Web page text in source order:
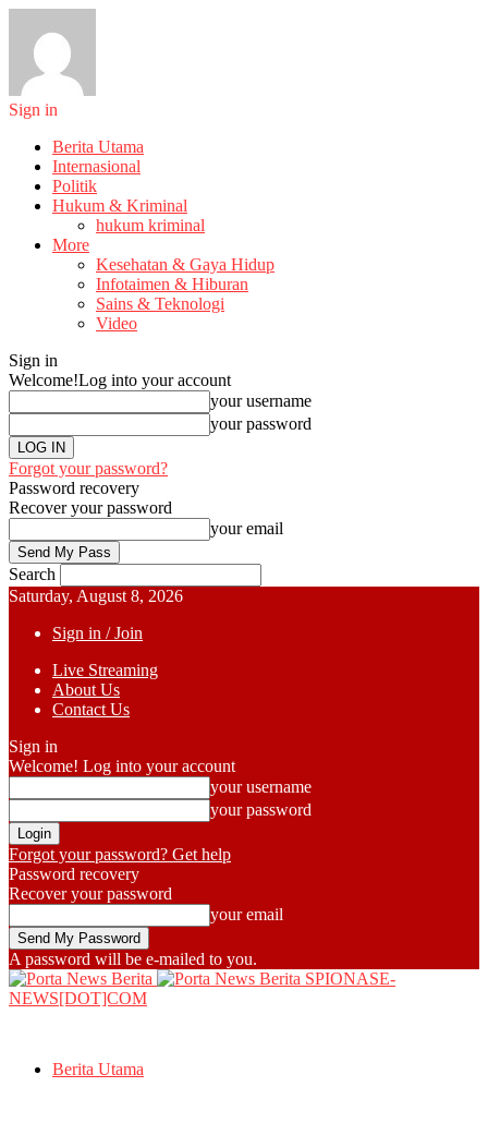
Sign in
Berita Utama
Internasional
Politik
Hukum & Kriminal
hukum kriminal
More
Kesehatan & Gaya Hidup
Infotaimen & Hiburan
Sains & Teknologi
Video
Sign in
Welcome!Log into your account
your username
your password
Forgot your password?
Password recovery
Recover your password
your email
Search
Saturday, August 8, 2026
Sign in / Join
Live Streaming
About Us
Contact Us
Sign in
Welcome! Log into your account
your username
your password
Forgot your password? Get help
Password recovery
Recover your password
your email
A password will be e-mailed to you.
SPIONASE-
NEWS[DOT]COM
Berita Utama